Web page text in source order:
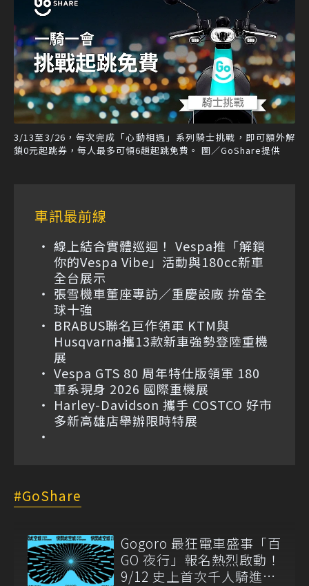
3/13至3/26，每次完成「心動相遇」系列騎士挑戰，即可額外解
鎖0元起跳券，每人最多可領6趟起跳免費。 圖／GoShare提供
車訊最前線
線上結合實體巡迴！ Vespa推「解鎖
你的Vespa Vibe」活動與180cc新車
全台展示
張雪機車董座專訪／重慶設廠 拚當全
球十強
BRABUS聯名巨作領軍 KTM與
Husqvarna攜13款新車強勢登陸重機
展
Vespa GTS 80 周年特仕版領軍 180
車系現身 2026 國際重機展
Harley-Davidson 攜手 COSTCO 好市
多新高雄店舉辦限時特展
GoShare
Gogoro 最狂電車盛事「百
GO 夜行」報名熱烈啟動！
9/12 史上首次千人騎進機